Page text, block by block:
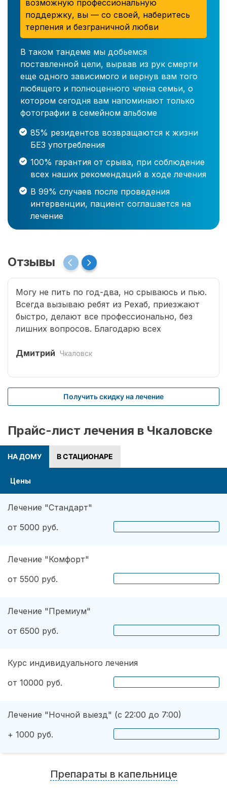
возможную профессиональную
поддержку, вы — со своей, наберитесь
терпения и безграничной любви
В таком тандеме мы добьемся
поставленной цели, вырвав из рук смерти
еще одного зависимого и вернув вам того
любящего и полноценного члена семьи, о
котором сегодня вам напоминают только
фотографии в семейном альбоме
85% резидентов возвращаются к жизни
БЕЗ употребления
100% гарантия от срыва, при соблюдение
всех наших рекомендаций в ходе лечения
В 99% случаев после проведения
интервенции, пациент соглашается на
лечение
Отзывы
Могу не пить по год-два, но срываюсь и пью.
Всегда вызываю ребят из Рехаб, приезжают
быстро, делают все профессионально, без
лишних вопросов. Благодарю всех
Дмитрий
Чкаловск
Получить скидку на лечение
Прайс-лист лечения в Чкаловске
НА ДОМУ В СТАЦИОНАРЕ
Цены
Лечение "Стандарт"
от 5000 руб.
Лечение "Комфорт"
от 5500 руб.
Лечение "Премиум"
от 6500 руб.
Курс индивидуального лечения
от 10000 руб.
Лечение "Ночной выезд" (с 22:00 до 7:00)
+ 1000 руб.
Препараты в капельнице